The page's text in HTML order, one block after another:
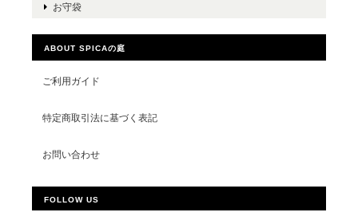
お守袋
ABOUT SPICAの庭
ご利用ガイド
特定商取引法に基づく表記
お問い合わせ
FOLLOW US